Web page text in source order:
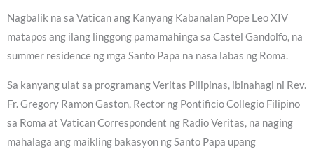
Nagbalik na sa Vatican ang Kanyang Kabanalan Pope Leo XIV
matapos ang ilang linggong pamamahinga sa Castel Gandolfo, na
summer residence ng mga Santo Papa na nasa labas ng Roma.
Sa kanyang ulat sa programang Veritas Pilipinas, ibinahagi ni Rev.
Fr. Gregory Ramon Gaston, Rector ng Pontificio Collegio Filipino
sa Roma at Vatican Correspondent ng Radio Veritas, na naging
mahalaga ang maikling bakasyon ng Santo Papa upang